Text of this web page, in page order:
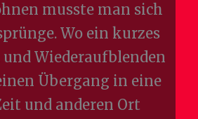
musste man sich
Wo ein kurzes
Wiederaufblenden
Übergang in eine
und anderen Ort